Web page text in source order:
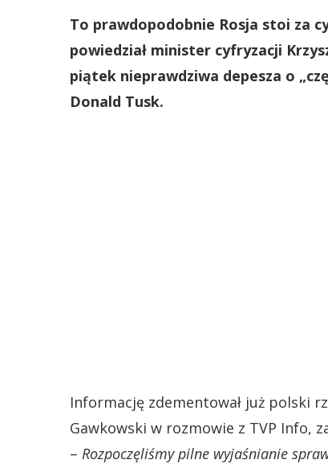
To prawdopodobnie Rosja stoi za
powiedział minister cyfryzacji
piątek nieprawdziwa depesza o
Donald Tusk.
Informację zdementował już polski
Gawkowski w rozmowie z TVP Info,
– Rozpoczęliśmy pilne wyjaśnianie